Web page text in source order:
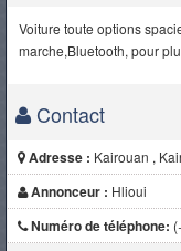
Voiture toute options
marche,Bluetooth, pour
Contact
Adresse : Kairouan ,
Annonceur : Hlioui
Numéro de téléphone: